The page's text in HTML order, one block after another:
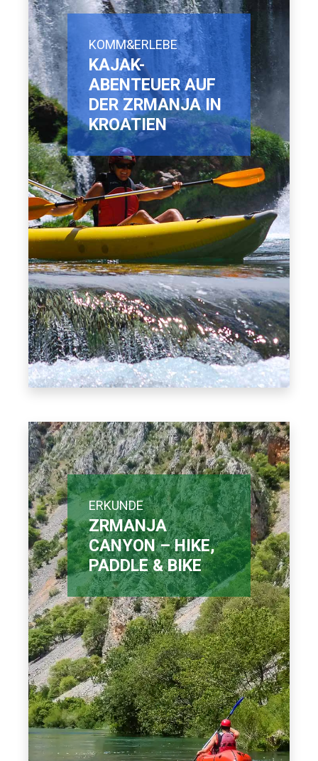
KOMM&ERLEBE
KAJAK-
ABENTEUER AUF
DER ZRMANJA IN
KROATIEN
ERKUNDE
ZRMANJA
CANYON – HIKE,
PADDLE & BIKE